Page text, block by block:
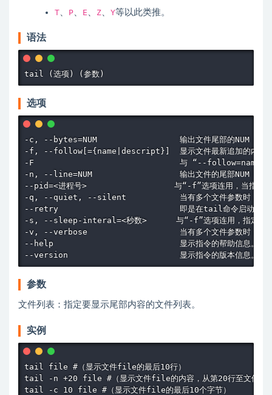
T、 P、 E 、 Z、 Y等以此类推。
语法
选项
-c, --bytes=NUM                 输出文件尾部的NUM（NUM为
-f, --follow[={name|descript}]  显示文件最新追加的内容。
-F                              与 “--follow=name --
-n, --line=NUM                  输出文件的尾部NUM（NUM位
--pid=<进程号>                  与“-f”选项连用，当指定的进
-q, --quiet, --silent           当有多个文件参数时，不输出
--retry                         即是在tail命令启动时，文件不可访
-s, --sleep-interal=<秒数>      与“-f”选项连用，指定监视文
-v, --verbose                   当有多个文件参数时，总是输
--help                          显示指令的帮助信息。
参数
文件列表：指定要显示尾部内容的文件列表。
实例
tail file #（显示文件file的最后10行）
tail -n +20 file #（显示文件file的内容，从第20行至文件末
tail -c 10 file #（显示文件file的最后10个字节）